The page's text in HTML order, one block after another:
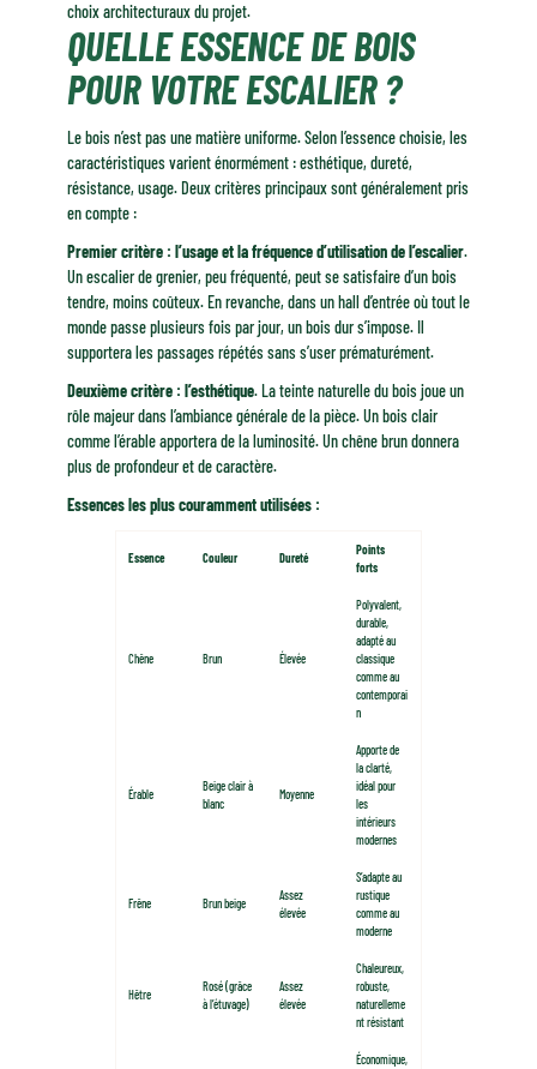
choix architecturaux du projet.
QUELLE ESSENCE DE BOIS
POUR VOTRE ESCALIER ?
Le bois n’est pas une matière uniforme. Selon l’essence choisie, les
caractéristiques varient énormément : esthétique, dureté,
résistance, usage. Deux critères principaux sont généralement pris
en compte :
Premier critère : l’usage et la fréquence d’utilisation de l’escalier.
Un escalier de grenier, peu fréquenté, peut se satisfaire d’un bois
tendre, moins coûteux. En revanche, dans un hall d’entrée où tout le
monde passe plusieurs fois par jour, un bois dur s’impose. Il
supportera les passages répétés sans s’user prématurément.
Deuxième critère : l’esthétique. La teinte naturelle du bois joue un
rôle majeur dans l’ambiance générale de la pièce. Un bois clair
comme l’érable apportera de la luminosité. Un chêne brun donnera
plus de profondeur et de caractère.
Essences les plus couramment utilisées :
Essence Couleur Dureté
Points
forts
Chêne Brun Élevée
Polyvalent,
durable,
adapté au
classique
comme au
contemporai
n
Érable
Beige clair à
blanc
Moyenne
Apporte de
la clarté,
idéal pour
les
intérieurs
modernes
Frêne Brun beige
Assez
élevée
S’adapte au
rustique
comme au
moderne
Hêtre
Rosé (grâce
à l’étuvage)
Assez
élevée
Chaleureux,
robuste,
naturelleme
nt résistant
Économique,